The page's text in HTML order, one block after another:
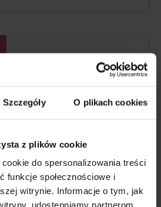
Szczegóły O plikach cookies
z plików cookie
do spersonalizowania treści
funkcje społecznościowe i
witrynie. Informacje o tym, jak
udostępniamy partnerom
Premium 5000